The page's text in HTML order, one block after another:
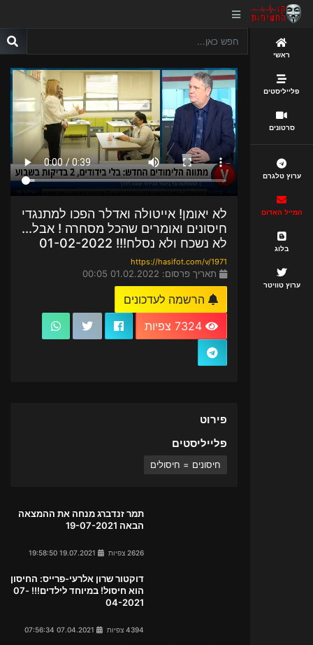
ראשי
פלייליסטים
סרטונים
ערוץ טלגרם
המייל האדום
בלוג
ערוץ טוויטר
לא יאומן! אייטולה ואדלר הפכו למתנגדי
חיסונים ואומרים שהכל מסחרה ! אבל...
לא נשכח ולא נסלח!!! 01-02-2022
https://hasifot.com/v/1971
תאריך פרסום: 01.02.2022 00:05
הרשמה לעדכונים
פירוט
פלייליסטים
חיסונים = חיסולים
תמר זנדברג מנחה את ההמצאה
הבאה 19-07-2021
2626 צפיות
דוקטור שרון אלרעי-פרייס: החיסון
הוא חיסול! במיוחד לילדים!!! 07-
04-2021
4394 צפיות